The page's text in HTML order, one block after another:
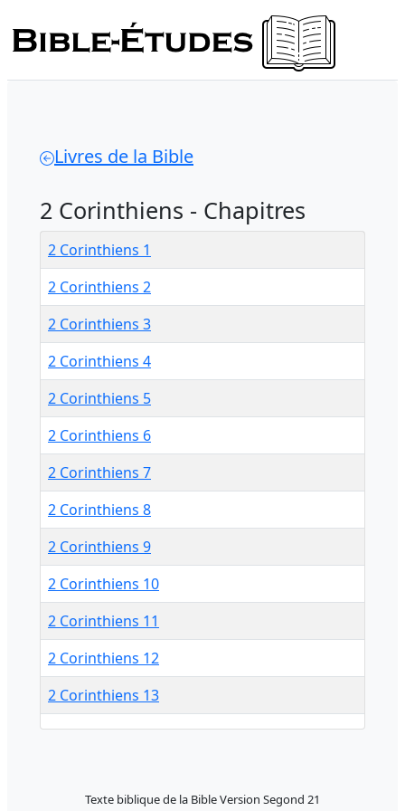
Livres de la Bible
2 Corinthiens - Chapitres
2 Corinthiens 1
2 Corinthiens 2
2 Corinthiens 3
2 Corinthiens 4
2 Corinthiens 5
2 Corinthiens 6
2 Corinthiens 7
2 Corinthiens 8
2 Corinthiens 9
2 Corinthiens 10
2 Corinthiens 11
2 Corinthiens 12
2 Corinthiens 13
Texte biblique de la Bible Version Segond 21